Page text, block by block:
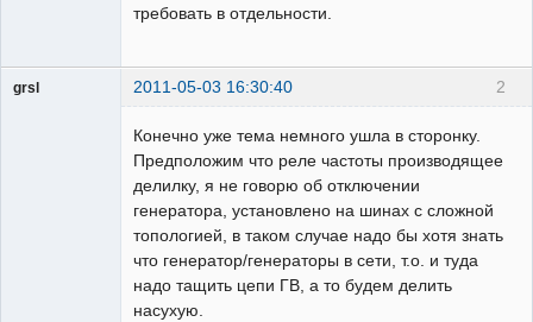
требовать в отдельности.
2
grsl 2011-05-03 16:30:40
Конечно уже тема немного ушла в сторонку.
Предположим что реле частоты производящее
делилку, я не говорю об отключении
генератора, установлено на шинах с сложной
топологией, в таком случае надо бы хотя знать
что генератор/генераторы в сети, т.о. и туда
надо тащить цепи ГВ, а то будем делить
насухую.